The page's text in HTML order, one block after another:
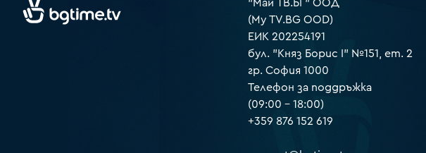
"Май ТВ.БГ" ООД
(My TV.BG OOD)
ЕИК 202254191
бул. "Княз Борис I" №151, ет. 2
гр. София 1000
Телефон за поддръжка
(09:00 – 18:00)
+359 876 152 619